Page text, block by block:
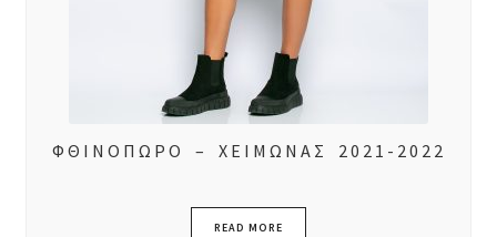
ΦΘΙΝΟΠΩΡΟ – ΧΕΙΜΩΝΑΣ 2021-2022
READ MORE